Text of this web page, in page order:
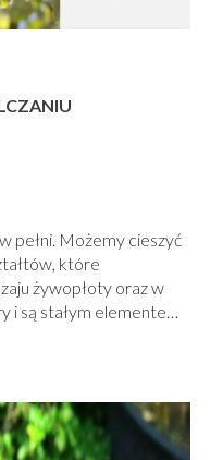
pełni. Możemy cieszyć
które
żywopłoty oraz w
i są stałym elementem
dzisiejszy jest w
upstrzone